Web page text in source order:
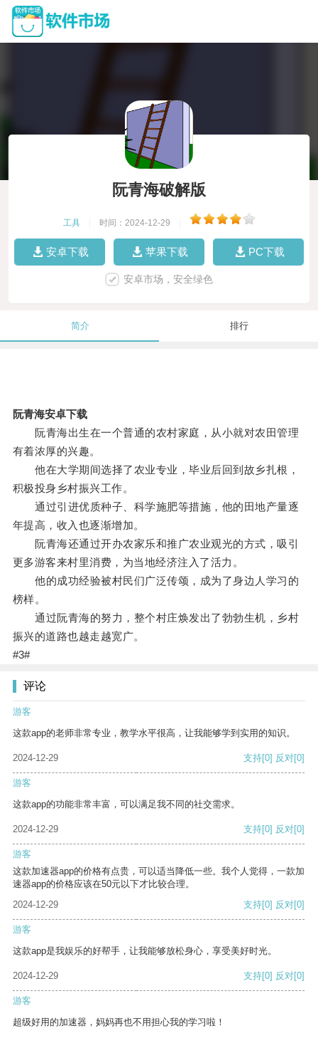
阮青海破解版
工具 时间：2024-12-29
安卓下载 苹果下载 PC下载
安卓市场，安全绿色
简介 排行
阮青海安卓下载
阮青海出生在一个普通的农村家庭，从小就对农田管理
有着浓厚的兴趣。
他在大学期间选择了农业专业，毕业后回到故乡扎根，
积极投身乡村振兴工作。
通过引进优质种子、科学施肥等措施，他的田地产量逐
年提高，收入也逐渐增加。
阮青海还通过开办农家乐和推广农业观光的方式，吸引
更多游客来村里消费，为当地经济注入了活力。
他的成功经验被村民们广泛传颂，成为了身边人学习的
榜样。
通过阮青海的努力，整个村庄焕发出了勃勃生机，乡村
振兴的道路也越走越宽广。
#3#
评论
游客
这款app的老师非常专业，教学水平很高，让我能够学到实用的知识。
2024-12-29 支持[0] 反对[0]
游客
这款app的功能非常丰富，可以满足我不同的社交需求。
2024-12-29 支持[0] 反对[0]
游客
这款加速器app的价格有点贵，可以适当降低一些。我个人觉得，一款加
速器app的价格应该在50元以下才比较合理。
2024-12-29
支持[0] 反对[0]
游客
这款app是我娱乐的好帮手，让我能够放松身心，享受美好时光。
2024-12-29 支持[0] 反对[0]
游客
超级好用的加速器，妈妈再也不用担心我的学习啦！